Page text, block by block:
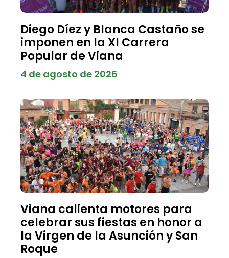
Diego Díez y Blanca Castaño se
imponen en la XI Carrera
Popular de Viana
4 de agosto de 2026
Viana calienta motores para
celebrar sus fiestas en honor a
la Virgen de la Asunción y San
Roque